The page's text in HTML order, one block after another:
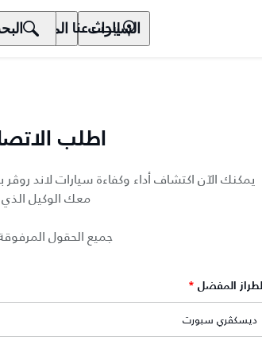
السيارات المالكون ابحث عنا
اطلب
يمكنك الآن اكتشاف أداء وكفاءة سيارات لاند
معك الوكيل الذي
جميع الحقول المرفوقة
الطراز المفضل *